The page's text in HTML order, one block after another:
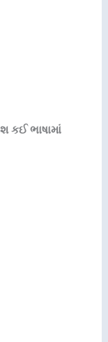
કઈ ભાષામાં